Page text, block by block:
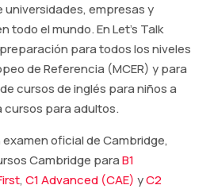
empresas y
todo el mundo. En Let's Talk
para todos los niveles
de Referencia (MCER) y para
cursos de inglés para niños a
cursos para adultos.
oficial de Cambridge,
Cambridge paraB1
, C1 Advanced (CAE) yC2